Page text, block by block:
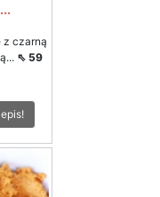
z czarną
⇖ 59